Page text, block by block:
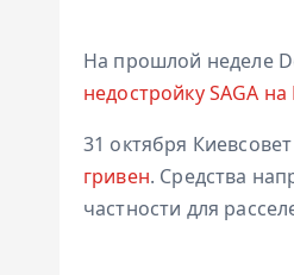
На прошлой неделе
недостройку SAGA
31 октября
гривен. Средства
частности для